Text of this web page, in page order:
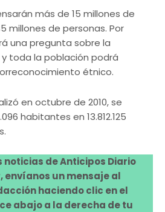
más de 15 millones de
millones de personas. Por
una pregunta sobre la
toda la población podrá
étnico.
en octubre de 2010, se
habitantes en 13.812.125
noticias de Anticipos Diario
envíanos un mensaje al
haciendo clic en el
abajo a la derecha de tu